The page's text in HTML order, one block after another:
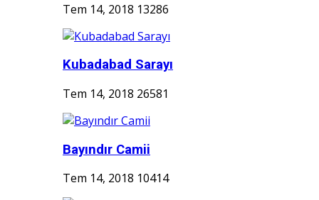
Tem 14, 2018 13286
Kubadabad Sarayı
Tem 14, 2018 26581
Bayındır Camii
Tem 14, 2018 10414